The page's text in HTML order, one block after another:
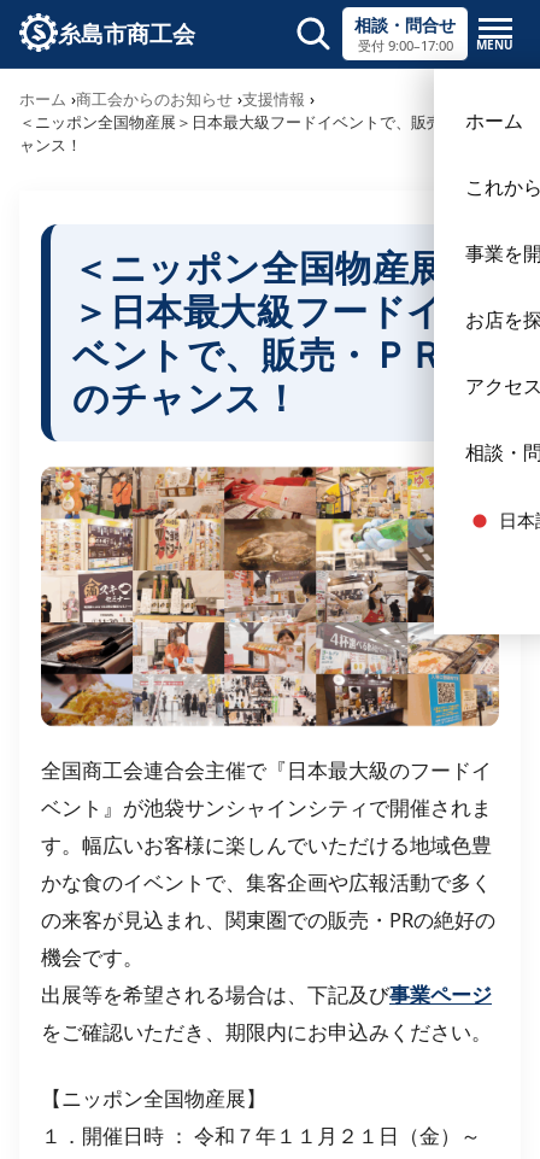
糸島市商工会 相談・問合せ
受付 9:00–17:00 MENU
サイト内検索
ホーム
これか
事業を
お店を
アクセ
相談・
日
ホーム 商工会からのお知らせ 支援情報
＜ニッポン全国物産展＞日本最大級フードイベントで、販売・ＰＲのチ
ャンス！
＜ニッポン全国物産展
＞日本最大級フードイ
ベントで、販売・ＰＲ
のチャンス！
全国商工会連合会主催で『日本最大級のフードイ
ベント』が池袋サンシャインシティで開催されま
す。幅広いお客様に楽しんでいただける地域色豊
かな食のイベントで、集客企画や広報活動で多く
の来客が見込まれ、関東圏での販売・PRの絶好の
機会です。
出展等を希望される場合は、下記及び事業ページ
をご確認いただき、期限内にお申込みください。
【ニッポン全国物産展】
１．開催日時 ： 令和７年１１月２１日（金）～